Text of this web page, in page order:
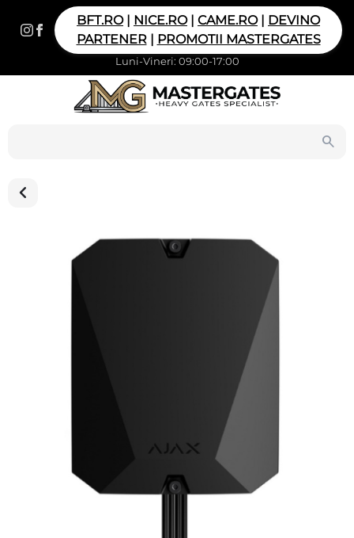
BFT.RO| NICE.RO| CAME.RO| DEVINO
PARTENER| PROMOTII MASTERGATES
Luni-Vineri: 09:00-17:00